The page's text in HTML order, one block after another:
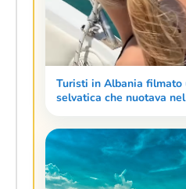
Turisti in Albania filmato
selvatica che nuotava